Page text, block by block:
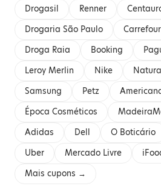
Drogasil
Renner
Drogaria São Paulo
Carrefour
Droga Raia
Booking
Leroy Merlin
Nike Natura
Samsung
Petz
Época Cosméticos
Adidas
Dell O Boticário
Uber
Mercado Livre
Mais cupons →